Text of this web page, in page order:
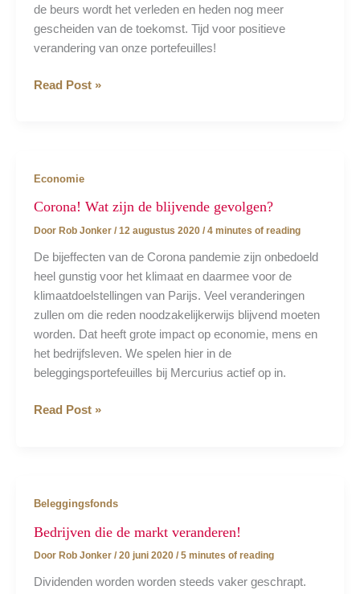
de beurs wordt het verleden en heden nog meer
gescheiden van de toekomst. Tijd voor positieve
verandering van onze portefeuilles!
Positieve
Read Post »
Economie
Corona! Wat zijn de blijvende gevolgen?
Door Rob Jonker / 12 augustus 2020 / 4 minutes of reading
De bijeffecten van de Corona pandemie zijn onbedoeld
heel gunstig voor het klimaat en daarmee voor de
klimaatdoelstellingen van Parijs. Veel veranderingen
zullen om die reden noodzakelijkerwijs blijvend moeten
worden. Dat heeft grote impact op economie, mens en
het bedrijfsleven. We spelen hier in de
beleggingsportefeuilles bij Mercurius actief op in.
Corona!
gevolgen?
Read Post »
Beleggingsfonds
Bedrijven die de markt veranderen!
Door Rob Jonker / 20 juni 2020 / 5 minutes of reading
Dividenden worden worden steeds vaker geschrapt.